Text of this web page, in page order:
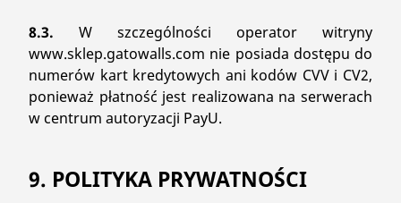
8.3. W szczególności operator witryny
www.sklep.gatowalls.com nie posiada dostępu do
numerów kart kredytowych ani kodów CVV i CV2,
ponieważ płatność jest realizowana na serwerach
w centrum autoryzacji PayU.
9. POLITYKA PRYWATNOŚCI